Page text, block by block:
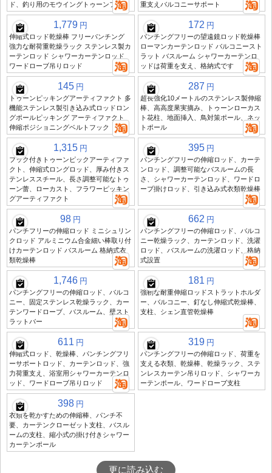
ド、釣り用のモウイングトゥーンフック
重支えバルコニーサポート
1,779 円
伸縮式ロッド乾燥棒 フリーパンチング
強力な耐荷重乾燥ラック ステンレス製カ
ーテンロッド シャワーカーテンロッド
ワードローブ吊りロッド
172 円
パンチングフリーの望遠鏡ロッド乾燥棒
ローマンカーテンロッド バルコニースト
ラット バスルーム シャワーカーテンロ
ッドは荷重を支え、格納式です
145 円
トゥーンピッキングアーティファクト 多
機能ステンレス製引き込み式ロッドロン
グポールピッキング アーティファクト
伸縮ポジショニングベルトフック
287 円
超長強化10メートルのステンレス製伸縮
棒、高高度果実摘み、トゥーンローカス
ト花柱、地面挿入、鳥対策ポール、ネッ
トポール
1,315 円
フック付きトゥーンピックアーティファ
クト、伸縮式ロングロッド、厚み付きス
テンレススチール、長さ調整可能なトゥ
ーン蕾、ローカスト、フラワーピッキン
グアーティファクト
395 円
パンチングフリーの伸縮ロッド、カーテ
ンロッド、調整可能なバスルームの長
さ、シャワーカーテンロッド、ワードロ
ーブ掛けロッド、引き込み式衣類乾燥棒
98 円
パンチフリーの伸縮ロッド ミニシュリン
クロッド アルミニウム合金細い棒取り付
けカーテンロッド バスルーム 格納式衣
類乾燥棒
662 円
パンチングフリーの伸縮ロッド、バルコ
ニー乾燥ラック、カーテンロッド、洗濯
ロッド、バスルームの洗濯ロッド、格納
式設置
1,746 円
パンチングフリーの伸縮ロッド、バルコ
ニー、固定ステンレス乾燥ラック、カー
テンワードローブ、バスルーム、壁スト
ラットバー
181 円
強靭な耐重伸縮ロッドストラットホルダ
ー、バルコニー、釘なし伸縮式乾燥棒、
支柱、シェン直管乾燥棒
611 円
伸縮式ロッド、乾燥棒、パンチングフリ
ーサポートロッド、カーテンロッド、強
力荷重支え、浴室用シャワーカーテンロ
ッド、ワードローブ吊りロッド
319 円
パンチングフリーの伸縮ロッド、荷重を
支える衣類、乾燥棒、乾燥ラック、ステ
ンレスカーテン吊りロッド、シャワーカ
ーテンポール、ワードローブ支柱
398 円
衣類を乾かすための伸縮棒、パンチ不
要、カーテンクローゼット支柱、バスル
ームの支柱、縮小式の掛け付きシャワー
カーテンポール
更に読み込む